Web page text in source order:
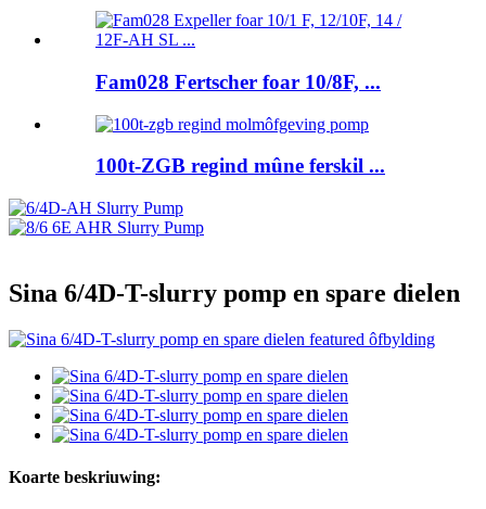
Fam028 Fertscher foar 10/8F, ...
100t-ZGB regind mûne ferskil ...
Sina 6/4D-T-slurry pomp en spare dielen
Koarte beskriuwing: